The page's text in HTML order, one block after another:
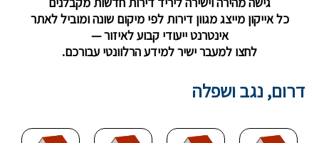
כל אייקון מייצג מגוון דירות לפי מיקום שונה ומוביל לאתר
אינטרנט ייעודי קבוע לאיזור —
לחצו למעבר ישיר למידע הרלוונטי עבורכם.
דרום, נגב ושפלה